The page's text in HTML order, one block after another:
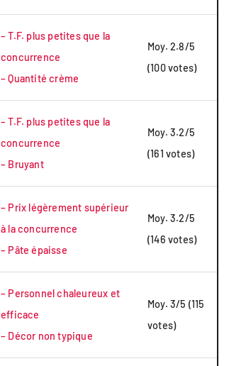
– T.F. plus petites que la
concurrence
– Quantité crème
Moy. 2.8/5
(100 votes)
– T.F. plus petites que la
concurrence
– Bruyant
Moy. 3.2/5
(161 votes)
– Prix légèrement supérieur
à la concurrence
– Pâte épaisse
Moy. 3.2/5
(146 votes)
– Personnel chaleureux et
efficace
– Décor non typique
Moy. 3/5 (115
votes)